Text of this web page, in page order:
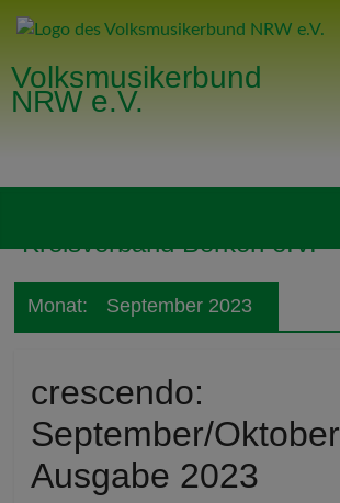
Volksmusikerbund
NRW e.V.
Kreisverband Borken e.V.
Monat: September 2023
crescendo:
September/Oktober
Ausgabe 2023